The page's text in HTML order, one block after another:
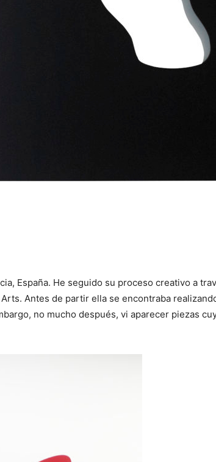
España. He seguido su proceso creativo a
Antes de partir ella se encontraba
no mucho después, vi aparecer piezas